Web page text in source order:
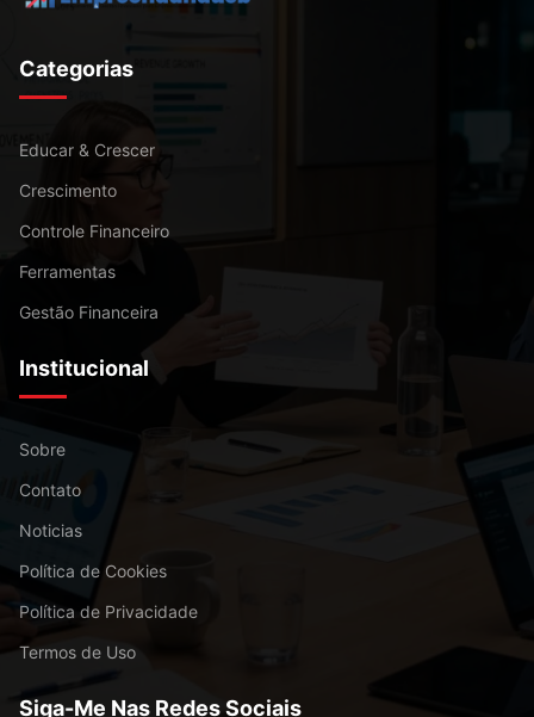
Categorias
Educar & Crescer
Crescimento
Controle Financeiro
Ferramentas
Gestão Financeira
Institucional
Sobre
Contato
Noticias
Política de Cookies
Política de Privacidade
Termos de Uso
Siga-Me Nas Redes Sociais